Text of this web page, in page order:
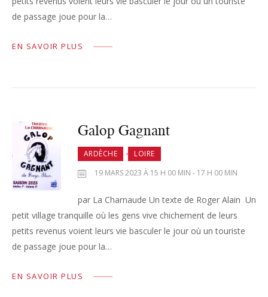
de passage joue pour la…
EN SAVOIR PLUS
Galop Gagnant
ARDÈCHE ,
LOIRE
19 MARS 2023 À 15 H 00 MIN - 17 H 00 MIN
par La Charnaude Un texte de Roger Alain Un
petit village tranquille où les gens vive chichement de leurs
petits revenus voient leurs vie basculer le jour où un touriste
de passage joue pour la…
EN SAVOIR PLUS